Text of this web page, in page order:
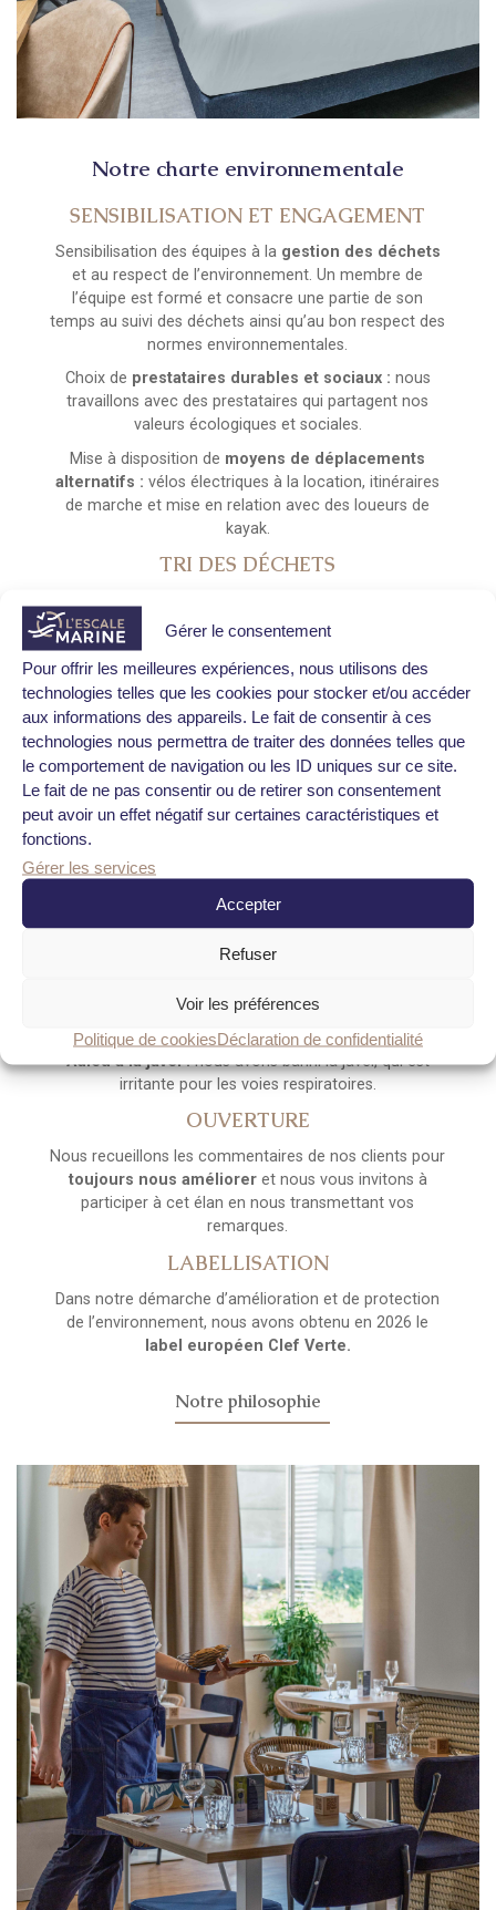
Gérer le consentement
Pour offrir les meilleures expériences, nous utilisons des
technologies telles que les cookies pour stocker et/ou accéder
aux informations des appareils. Le fait de consentir à ces
technologies nous permettra de traiter des données telles que
le comportement de navigation ou les ID uniques sur ce site.
Le fait de ne pas consentir ou de retirer son consentement
peut avoir un effet négatif sur certaines caractéristiques et
fonctions.
Gérer les services
Accepter
Refuser
Voir les préférences
Politique de cookiesDéclaration de confidentialité
Notre charte environnementale
SENSIBILISATION ET ENGAGEMENT
Sensibilisation des équipes à la gestion des déchets
et au respect de l’environnement. Un membre de
l’équipe est formé et consacre une partie de son
temps au suivi des déchets ainsi qu’au bon respect des
normes environnementales.
Choix de prestataires durables et sociaux : nous
travaillons avec des prestataires qui partagent nos
valeurs écologiques et sociales.
Mise à disposition de moyens de déplacements
alternatifs : vélos électriques à la location, itinéraires
de marche et mise en relation avec des loueurs de
kayak.
TRI DES DÉCHETS
présents sur chaque palier d’étage.
Bacs de recyclage et de compost :
collaborateurs ont accès à des bacs de recyclage et
de compost.
Produits d’accueil rechargeables :nous proposons
des produits d’accueil rechargeables, comme le savon.
Affichages de sensibilisation :nous avons mis en
place des affichages pour accompagner chacun dans
LE BIEN-ÊTRE
des produits d’entretien écologiques pour préserver la
Adieu à la javel :nous avons banni la javel, qui est
irritante pour les voies respiratoires.
OUVERTURE
Nous recueillons les commentaires de nos clients pour
toujours nous amélioreret nous vous invitons à
participer à cet élan en nous transmettant vos
remarques.
LABELLISATION
Dans notre démarche d’amélioration et de protection
de l’environnement, nous avons obtenu en 2026 le
label européen Clef Verte.
Notre philosophie